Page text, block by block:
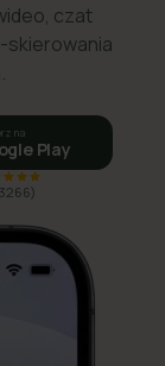
czat
na
Play
3266)